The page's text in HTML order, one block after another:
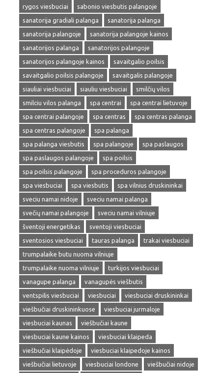
rygos viesbuciai
sabonio viesbutis palangoje
sanatorija gradiali palanga
sanatorija palanga
sanatorija palangoje
sanatorija palangoje kainos
sanatorijos palanga
sanatorijos palangoje
sanatorijos palangoje kainos
savaitgalio poilsis
savaitgalio poilsis palangoje
savaitgalis palangoje
siauliai viesbuciai
siauliu viesbuciai
smilčių vilos
smilciu vilos palanga
spa centrai
spa centrai lietuvoje
spa centrai palangoje
spa centras
spa centras palanga
spa centras palangoje
spa palanga
spa palanga viesbutis
spa palangoje
spa paslaugos
spa paslaugos palangoje
spa poilsis
spa poilsis palangoje
spa proceduros palangoje
spa viesbuciai
spa viesbutis
spa vilnius druskininkai
sveciu namai nidoje
sveciu namai palanga
svečių namai palangoje
sveciu namai vilniuje
šventoji energetikas
sventoji viesbuciai
sventosios viesbuciai
tauras palanga
trakai viesbuciai
trumpalaike butu nuoma vilniuje
trumpalaike nuoma vilniuje
turkijos viesbuciai
vanagupe palanga
vanagupės viešbutis
ventspilis viesbuciai
viesbuciai
viesbuciai druskininkai
viešbučiai druskininkuose
viesbuciai jurmaloje
viesbuciai kaunas
viešbučiai kaune
viesbuciai kaune kainos
viesbuciai klaipeda
viešbučiai klaipėdoje
viesbuciai klaipedoje kainos
viešbučiai lietuvoje
viesbuciai londone
viešbučiai nidoje